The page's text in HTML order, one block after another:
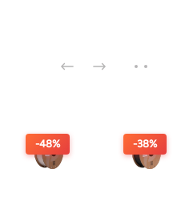
-48% -38%